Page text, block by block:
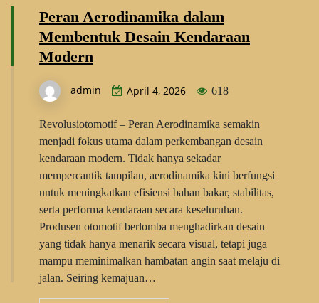
Peran Aerodinamika dalam
Membentuk Desain Kendaraan
Modern
admin April 4, 2026 618
Revolusiotomotif – Peran Aerodinamika semakin
menjadi fokus utama dalam perkembangan desain
kendaraan modern. Tidak hanya sekadar
mempercantik tampilan, aerodinamika kini berfungsi
untuk meningkatkan efisiensi bahan bakar, stabilitas,
serta performa kendaraan secara keseluruhan.
Produsen otomotif berlomba menghadirkan desain
yang tidak hanya menarik secara visual, tetapi juga
mampu meminimalkan hambatan angin saat melaju di
jalan. Seiring kemajuan…